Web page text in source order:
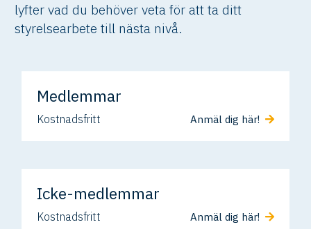
lyfter vad du behöver veta för att ta ditt
styrelsearbete till nästa nivå.
Medlemmar
Kostnadsfritt Anmäl dig här!
Icke-medlemmar
Kostnadsfritt Anmäl dig här!